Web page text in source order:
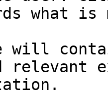
what
will
relevant